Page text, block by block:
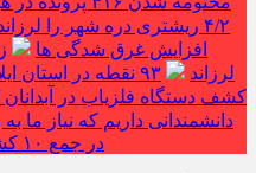
۴/۲ ریشتری دره شهر را لرزاند
افزایش غرق شدگی ها
لرزاند
۹۳ نقطه در استان ایلام مورد تهاجم قرار گرفته است
کشف دستگاه فلزیاب در
دانشمندانی داریم که نیاز ما
در جمع ۱۰ کشور برتر فناوری هسته‌ای قرار دارد